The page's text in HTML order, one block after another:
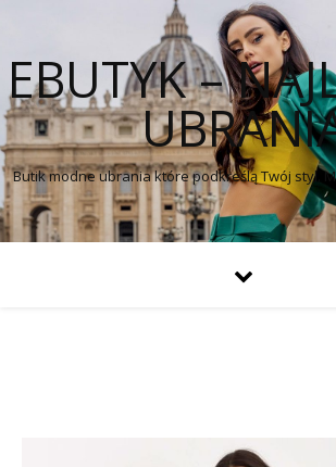
EBUTYK –
Butik modne ubrania które podkreślą Twój styl.